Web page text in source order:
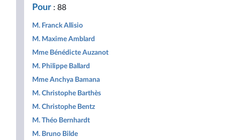
Pour : 88
M. Franck Allisio
M. Maxime Amblard
Mme Bénédicte Auzanot
M. Philippe Ballard
Mme Anchya Bamana
M. Christophe Barthès
M. Christophe Bentz
M. Théo Bernhardt
M. Bruno Bilde